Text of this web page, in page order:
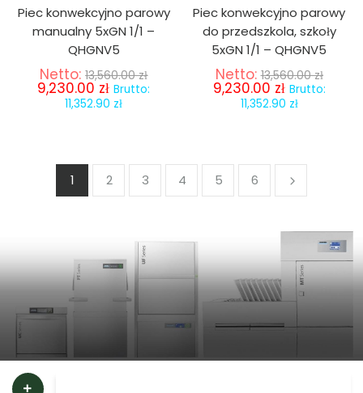
Piec konwekcyjno parowy
manualny 5xGN 1/1 –
QHGNV5
Netto:13,560.00zł
9,230.00 zł Brutto:
11,352.90 zł
Piec konwekcyjno parowy
do przedszkola, szkoły
5xGN 1/1 – QHGNV5
Netto:13,560.00zł
9,230.00 zł Brutto:
11,352.90 zł
1 2 3 4 5 6